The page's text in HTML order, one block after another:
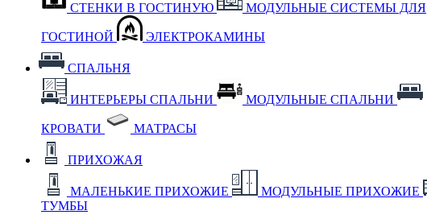
СТЕНКИ В ГОСТИНУЮ МОДУЛЬНЫЕ СИСТЕМЫ ДЛЯ
ГОСТИНОЙ ЭЛЕКТРОКАМИНЫ
СПАЛЬНЯ
ИНТЕРЬЕРЫ СПАЛЬНИ МОДУЛЬНЫЕ СПАЛЬНИ
КРОВАТИ МАТРАСЫ
ПРИХОЖАЯ
МАЛЕНЬКИЕ ПРИХОЖИЕ МОДУЛЬНЫЕ ПРИХОЖИЕ
ТУМБЫ